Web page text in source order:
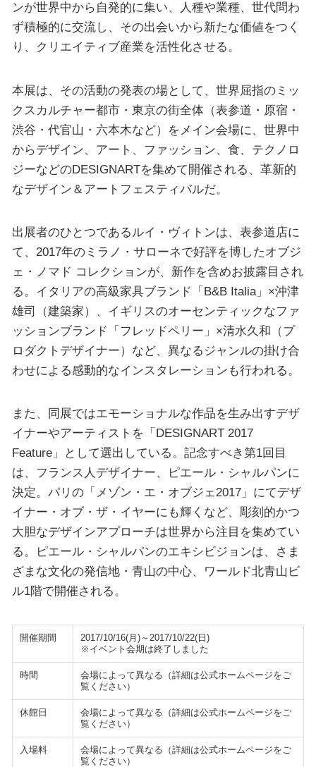
ンが世界中から自発的に集い、人種や業種、世代問わ
ず積極的に交流し、その出会いから新たな価値をつく
り、クリエイティブ産業を活性化させる。
本展は、その活動の発表の場として、世界屈指のミッ
クスカルチャー都市・東京の街全体（表参道・原宿・
渋谷・代官山・六本木など）をメイン会場に、世界中
からデザイン、アート、ファッション、食、テクノロ
ジーなどのDESIGNARTを集めて開催される、革新的
なデザイン＆アートフェスティバルだ。
出展者のひとつであるルイ・ヴィトンは、表参道店に
て、2017年のミラノ・サローネで好評を博したオブジ
ェ・ノマド コレクションが、新作を含めお披露目され
る。イタリアの高級家具ブランド「B&B Italia」×沖津
雄司（建築家）、イギリスのオーセンティックなファ
ッションブランド「フレッドペリー」×清水久和（プ
ロダクトデザイナー）など、異なるジャンルの掛け合
わせによる感動的なインスタレーションも行われる。
また、同展ではエモーショナルな作品を生み出すデザ
イナーやアーティストを「DESIGNART 2017
Feature」として選出している。記念すべき第1回目
は、フランス人デザイナー、ピエール・シャルパンに
決定。パリの「メゾン・エ・オブジェ2017」にてデザ
イナー・オブ・ザ・イヤーにも輝くなど、彫刻的かつ
大胆なデザインアプローチは世界から注目を集めてい
る。ピエール・シャルパンのエキシビジョンは、さま
ざまな文化の発信地・青山の中心、ワールド北青山ビ
ル1階で開催される。
開催期間
2017/10/16(月)～2017/10/22(日)
※イベント会期は終了しました
時間
会場によって異なる（詳細は公式ホームページをご
覧ください）
休館日
会場によって異なる（詳細は公式ホームページをご
覧ください）
入場料
会場によって異なる（詳細は公式ホームページをご
覧ください）